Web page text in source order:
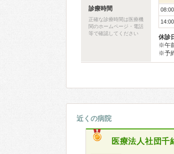
診療時間
正確な診療時間は医療機
関のホームページ・電話
等で確認してください
休診
※午
※予
近くの病院
医療法人社団千